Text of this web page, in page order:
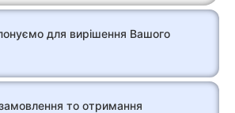
для вирішення Вашого
то отримання